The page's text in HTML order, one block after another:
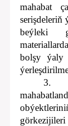
mahabat
serişdeleriň
beýleki
bolşy ýaly
3.